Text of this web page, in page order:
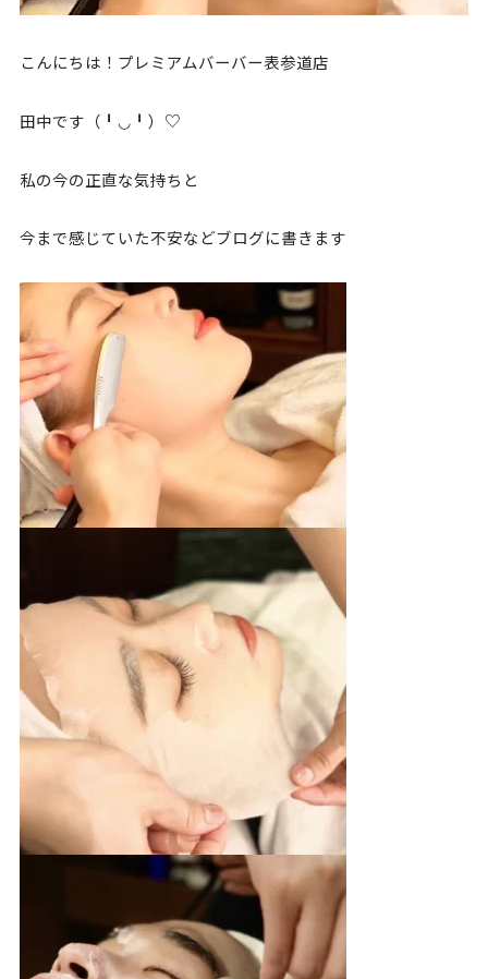
こんにちは！プレミアムバーバー表参道店
田中です（╹◡╹）♡
私の今の正直な気持ちと
今まで感じていた不安などブログに書きます